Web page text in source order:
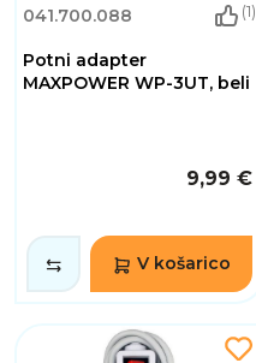
041.700.088 (1)
Potni adapter
MAXPOWER WP-3UT, beli
9,99 €
V košarico